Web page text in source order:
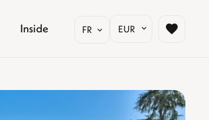
Inside FR EUR